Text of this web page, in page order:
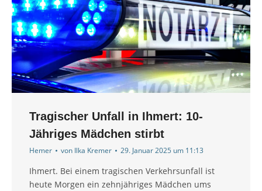
Tragischer Unfall in Ihmert: 10-
Jähriges Mädchen stirbt
Hemer von Ilka Kremer 29. Januar 2025 um 11:13
Ihmert. Bei einem tragischen Verkehrsunfall ist
heute Morgen ein zehnjähriges Mädchen ums